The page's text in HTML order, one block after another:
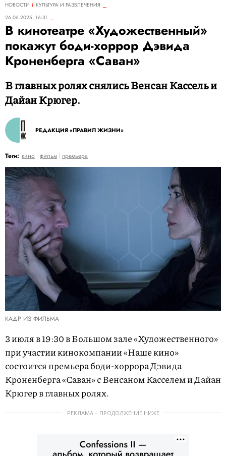
НОВОСТИ
КУЛЬТУРА И РАЗВЛЕЧЕНИЯ
26.06.2025, 16:31
В кинотеатре «Художественный»
покажут боди-хоррор Дэвида
Кроненберга «Саван»
В главных ролях снялись Венсан Кассель и
Дайан Крюгер.
РЕДАКЦИЯ «ПРАВИЛ ЖИЗНИ»
Теги: кино фильм премьера
КАДР ИЗ ФИЛЬМА
3 июля в 19:30 в Большом зале «Художественного»
при участии кинокомпании «Наше кино»
состоится премьера боди-хоррора Дэвида
Кроненберга «Саван» с Венсаном Касселем и Дайан
Крюгер в главных ролях.
РЕКЛАМА – ПРОДОЛЖЕНИЕ НИЖЕ